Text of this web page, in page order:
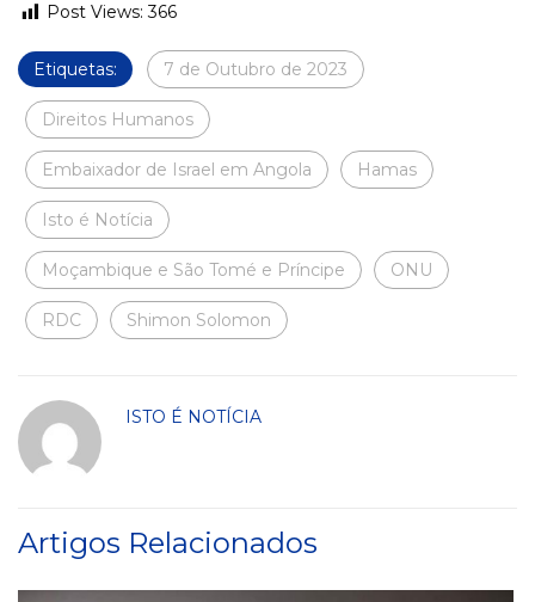
Post Views: 366
Etiquetas: 7 de Outubro de 2023
Direitos Humanos
Embaixador de Israel em Angola Hamas
Isto é Notícia
Moçambique e São Tomé e Príncipe ONU
RDC Shimon Solomon
ISTO É NOTÍCIA
Artigos Relacionados